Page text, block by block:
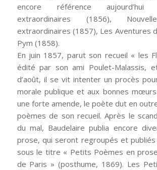
encore référence
extraordinaires (1856),
extraordinaires (1857), Les Aventures
Pym (1858).
En juin 1857, parut son recueil « les
édité par son ami Poulet-Malassis,
d’août, il se vit intenter un procès
morale publique et aux bonnes
une forte amende, le poète dut en
poèmes de son recueil. Après le
du mal, Baudelaire publia encore
prose, qui seront regroupés et
sous le titre « Petits Poèmes en
de Paris » (posthume, 1869). Les